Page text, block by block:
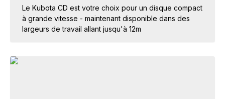
Le Kubota CD est votre choix pour un disque compact
à grande vitesse - maintenant disponible dans des
largeurs de travail allant jusqu'à 12m